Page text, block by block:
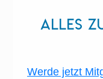
Alles
Werde jetzt